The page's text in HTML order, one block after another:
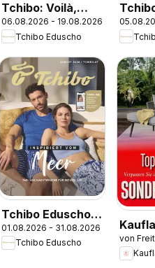
Tchibo: Voilà,
c'est moi
06.08.2026 - 19.08.2026
Tchibo Eduscho
Tchibo Eduscho -
Katalog August
2026
01.08.2026 - 31.08.2026
Tchibo Eduscho
von